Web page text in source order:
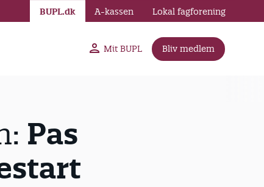
Mit BUPL Bliv medlem
BUPL.dk A-kassen Lokal fagforening
Pas